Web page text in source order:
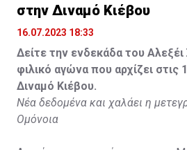
στην Διναμό Κιέβου
16.07.2023 18:33
Δείτε την ενδεκάδα του Αλεξέι
φιλικό αγώνα που αρχίζει στις
Διναμό Κιέβου.
Νέα δεδομένα και χαλάει η
Ομόνοια